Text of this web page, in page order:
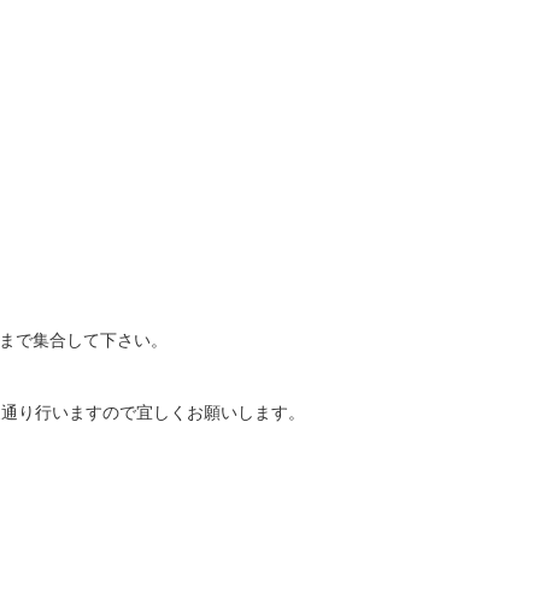
で集合して下さい。
り行いますので宜しくお願いします。